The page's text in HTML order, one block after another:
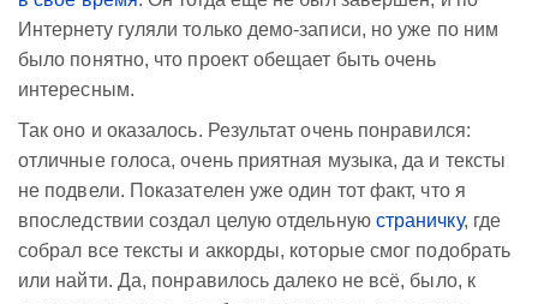
Интернету гуляли только демо-записи, но уже по ним
было понятно, что проект обещает быть очень
интересным.
Так оно и оказалось. Результат очень понравился:
отличные голоса, очень приятная музыка, да и тексты
не подвели. Показателен уже один тот факт, что я
впоследствии создал целую отдельную страничку, где
собрал все тексты и аккорды, которые смог подобрать
или найти. Да, понравилось далеко не всё, было, к